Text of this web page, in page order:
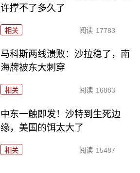
许撑不了多久了
相关 阅读 17783
马科斯两线溃败：沙拉稳了，南
海牌被东大刺穿
相关 阅读 16883
中东一触即发！沙特到生死边
缘，美国的饵太大了
相关 阅读 15487